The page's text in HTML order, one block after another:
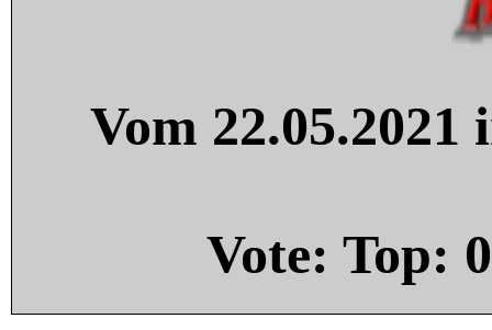
Vom
Vote: Top: 0